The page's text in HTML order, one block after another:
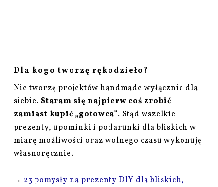
Dla kogo tworzę rękodzieło?
Nie tworzę projektów handmade wyłącznie dla
siebie.Staram się najpierw coś zrobić
zamiast kupić „gotowca”. Stąd wszelkie
prezenty, upominki i podarunki dla bliskich w
miarę możliwości oraz wolnego czasu wykonuję
własnoręcznie.
→ 23 pomysły na prezenty DIY dla bliskich,